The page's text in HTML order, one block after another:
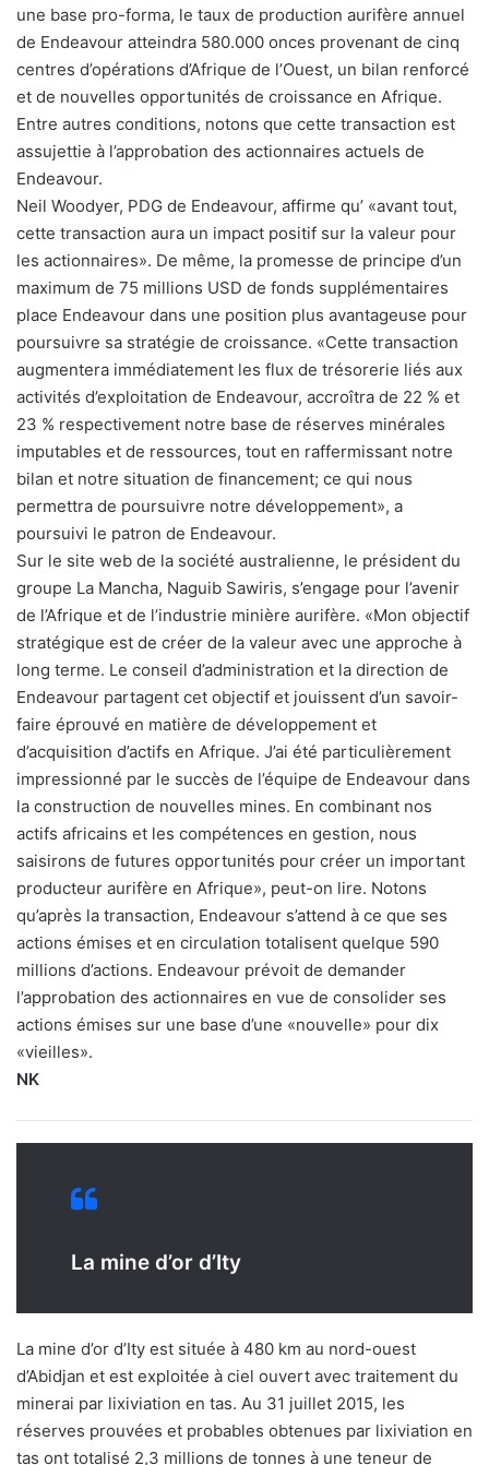
une base pro-forma, le taux de production aurifère annuel
de Endeavour atteindra 580.000 onces provenant de cinq
centres d’opérations d’Afrique de l’Ouest, un bilan renforcé
et de nouvelles opportunités de croissance en Afrique.
Entre autres conditions, notons que cette transaction est
assujettie à l’approbation des actionnaires actuels de
Endeavour.
Neil Woodyer, PDG de Endeavour, affirme qu’ «avant tout,
cette transaction aura un impact positif sur la valeur pour
les actionnaires». De même, la promesse de principe d’un
maximum de 75 millions USD de fonds supplémentaires
place Endeavour dans une position plus avantageuse pour
poursuivre sa stratégie de croissance. «Cette transaction
augmentera immédiatement les flux de trésorerie liés aux
activités d’exploitation de Endeavour, accroîtra de 22 % et
23 % respectivement notre base de réserves minérales
imputables et de ressources, tout en raffermissant notre
bilan et notre situation de financement; ce qui nous
permettra de poursuivre notre développement», a
poursuivi le patron de Endeavour.
Sur le site web de la société australienne, le président du
groupe La Mancha, Naguib Sawiris, s’engage pour l’avenir
de l’Afrique et de l’industrie minière aurifère. «Mon objectif
stratégique est de créer de la valeur avec une approche à
long terme. Le conseil d’administration et la direction de
Endeavour partagent cet objectif et jouissent d’un savoir-
faire éprouvé en matière de développement et
d’acquisition d’actifs en Afrique. J’ai été particulièrement
impressionné par le succès de l’équipe de Endeavour dans
la construction de nouvelles mines. En combinant nos
actifs africains et les compétences en gestion, nous
saisirons de futures opportunités pour créer un important
producteur aurifère en Afrique», peut-on lire. Notons
qu’après la transaction, Endeavour s’attend à ce que ses
actions émises et en circulation totalisent quelque 590
millions d’actions. Endeavour prévoit de demander
l’approbation des actionnaires en vue de consolider ses
actions émises sur une base d’une «nouvelle» pour dix
«vieilles».
NK
La mine d’or d’Ity
La mine d’or d’Ity est située à 480 km au nord-ouest
d’Abidjan et est exploitée à ciel ouvert avec traitement du
minerai par lixiviation en tas. Au 31 juillet 2015, les
réserves prouvées et probables obtenues par lixiviation en
tas ont totalisé 2,3 millions de tonnes à une teneur de